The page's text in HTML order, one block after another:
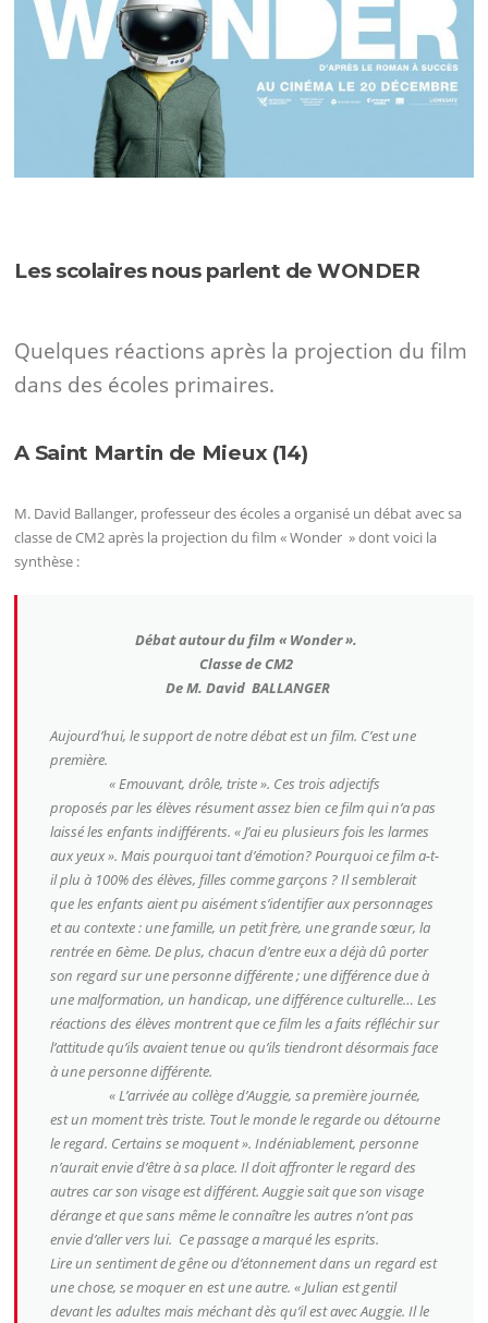
Les scolaires nous parlent deWONDER
Quelques réactions après la projection du film
dans des écoles primaires.
A Saint Martin de Mieux (14)
M. David Ballanger, professeur des écoles a organisé un débat avec sa
classe de CM2 après la projection du film « Wonder » dont voici la
synthèse :
Débat autour du film « Wonder ».
Classe de CM2
De M. David BALLANGER
Aujourd’hui, le support de notre débat est un film. C’est une
première.
« Emouvant, drôle, triste ». Ces trois adjectifs
proposés par les élèves résument assez bien ce film qui n’a pas
laissé les enfants indifférents.« J’ai eu plusieurs fois les larmes
aux yeux ».Mais pourquoi tant d’émotion? Pourquoi ce film a-t-
il plu à 100% des élèves, filles comme garçons ? Il semblerait
que les enfants aient pu aisément s’identifier aux personnages
et au contexte : une famille, un petit frère, une grande sœur, la
rentrée en 6ème. De plus, chacun d’entre eux a déjà dû porter
son regard sur une personne différente ; une différence due à
une malformation, un handicap, une différence culturelle… Les
réactions des élèves montrent que ce film les a faits réfléchir sur
l’attitude qu’ils avaient tenue ou qu’ils tiendront désormais face
à une personne différente.
« L’arrivée au collège d’Auggie, sa première journée,
est un moment très triste. Tout le monde le regarde ou détourne
le regard. Certains se moquent ».Indéniablement, personne
n’aurait envie d’être à sa place. Il doit affronter le regard des
autres car son visage est différent. Auggie sait que son visage
dérange et que sans même le connaître les autres n’ont pas
envie d’aller vers lui. Ce passage a marqué les esprits.
Lire un sentiment de gêne ou d’étonnement dans un regard est
une chose, se moquer en est une autre. «Julian est gentil
devant les adultes mais méchant dès qu’il est avec Auggie. Il le